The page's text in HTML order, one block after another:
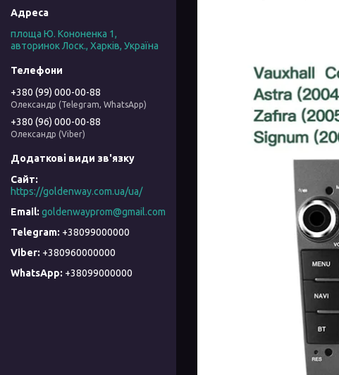
площа Ю. Кононенка 1,
авторинок Лоск., Харків, Україна
+380 (99) 000-00-88
Олександр (Telegram, WhatsApp)
+380 (96) 000-00-88
Олександр (Viber)
https://goldenway.com.ua/ua/
goldenwayprom@gmail.com
+38099000000
+380960000000
+38099000000